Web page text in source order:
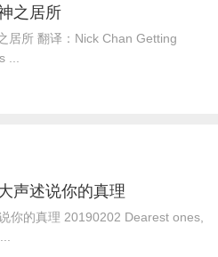
之居所
居所 翻译：Nick Chan Getting
...
声述说你的真理
你的真理 20190202 Dearest ones,